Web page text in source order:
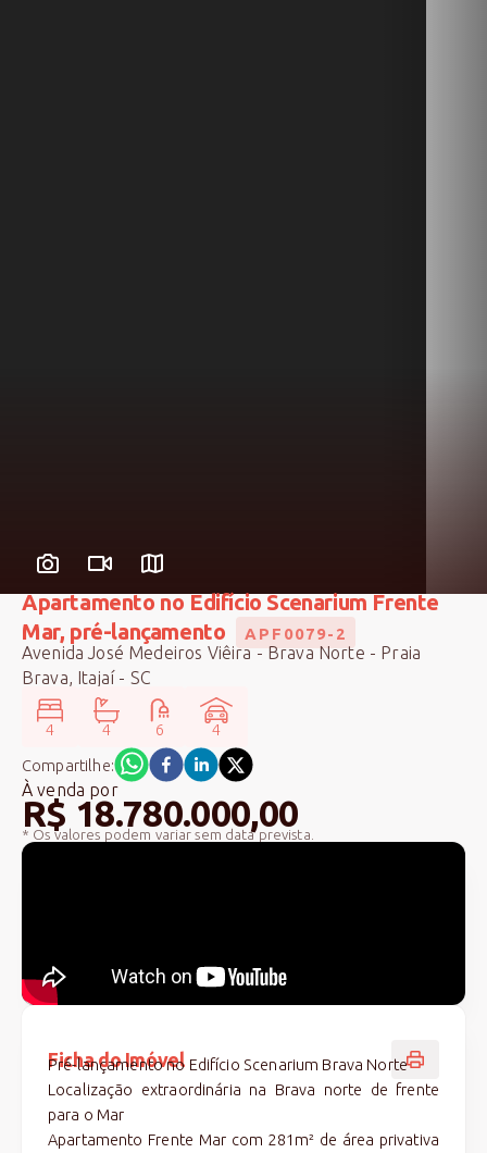
Apartamento no Edifício Scenarium Frente
Mar, pré-lançamento
APF0079-2
Avenida José Medeiros Viêira - Brava Norte - Praia
Brava, Itajaí - SC
4 4 6
4
Compartilhe:
À venda por
R$ 18.780.000,00
* Os valores podem variar sem data prevista.
Ficha do Imóvel
Pré-lançamento no Edifício Scenarium Brava Norte
Localização extraordinária na Brava norte de frente
para o Mar
Apartamento Frente Mar com 281m² de área privativa